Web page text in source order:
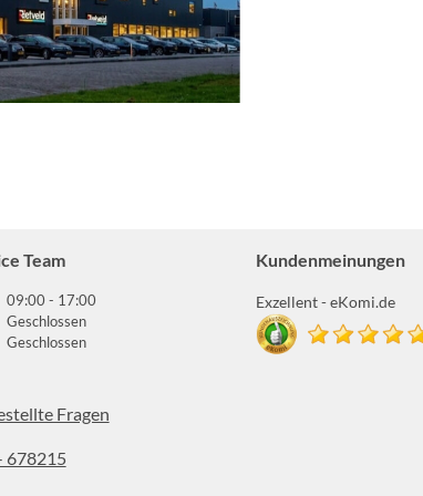
Team
09:00 - 17:00
Geschlossen
Geschlossen
Fragen
678215
Kundenmeinungen
Exzellent - eKomi.de